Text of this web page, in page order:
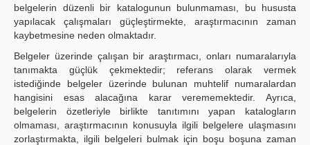
belgelerin düzenli bir katalogunun bulunmaması, bu hususta
yapılacak çalışmaları güçleştirmekte, araştırmacının zaman
kaybetmesine neden olmaktadır.
Belgeler üzerinde çalışan bir araştırmacı, onları numaralarıyla
tanımakta güçlük çekmektedir; referans olarak vermek
istediğinde belgeler üzerinde bulunan muhtelif numaralardan
hangisini esas alacağına karar verememektedir. Ayrıca,
belgelerin özetleriyle birlikte tanıtımını yapan katalogların
olmaması, araştırmacının konusuyla ilgili belgelere ulaşmasını
zorlaştırmakta, ilgili belgeleri bulmak için boşu boşuna zaman